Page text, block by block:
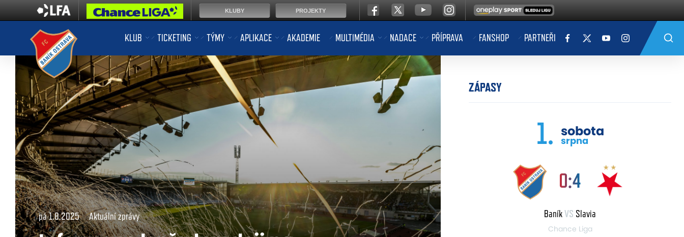
KLUB TICKETING TÝMY APLIKACE AKADEMIE MULTIMÉDIA NADACE PŘÍPRAVA FANSHOP PARTNEŘI
pá 1.8.2025 Aktuální zprávy
ZÁPASY
1. sobota
srpna
0:4
BaníkVS Slavia
Chance Liga
KLUBY PROJEKTY